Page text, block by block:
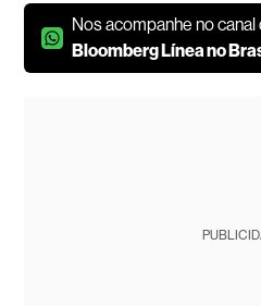
Nos acompanhe no
Bloomberg Línea no